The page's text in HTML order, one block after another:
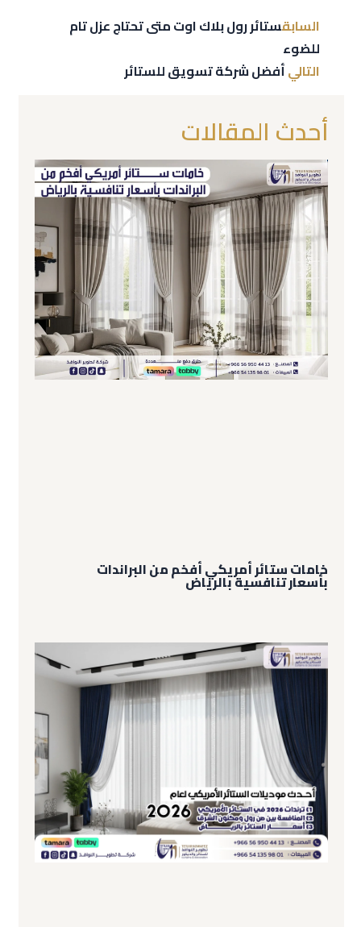
السابقستائر رول بلاك اوت متى تحتاج عزل تام
للضوء
التاليأفضل شركة تسويق للستائر
أحدث المقالات
خامات ستائر أمريكي أفخم من البراندات
بأسعار تنافسية بالرياض